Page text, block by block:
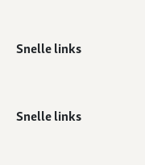
Snelle links
Snelle links